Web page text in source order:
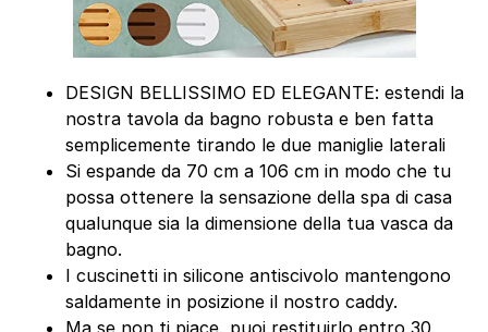
DESIGN BELLISSIMO ED ELEGANTE: estendi la
nostra tavola da bagno robusta e ben fatta
semplicemente tirando le due maniglie laterali
Si espande da 70 cm a 106 cm in modo che tu
possa ottenere la sensazione della spa di casa
qualunque sia la dimensione della tua vasca da
bagno.
I cuscinetti in silicone antiscivolo mantengono
saldamente in posizione il nostro caddy.